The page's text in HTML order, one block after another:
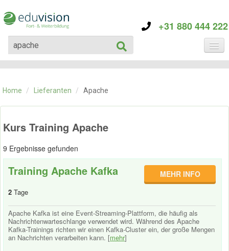
+31 880 444 222
KATEGORIE
KONTAKT
Home / Lieferanten / Apache
Kurs Training Apache
9 Ergebnisse gefunden
Training Apache Kafka
2 Tage
MEHR INFO
Apache Kafka ist eine Event-Streaming-Plattform, die häufig als
Nachrichtenwarteschlange verwendet wird. Während des Apache
Kafka-Trainings richten wir einen Kafka-Cluster ein, der große Mengen
an Nachrichten verarbeiten kann. [mehr]